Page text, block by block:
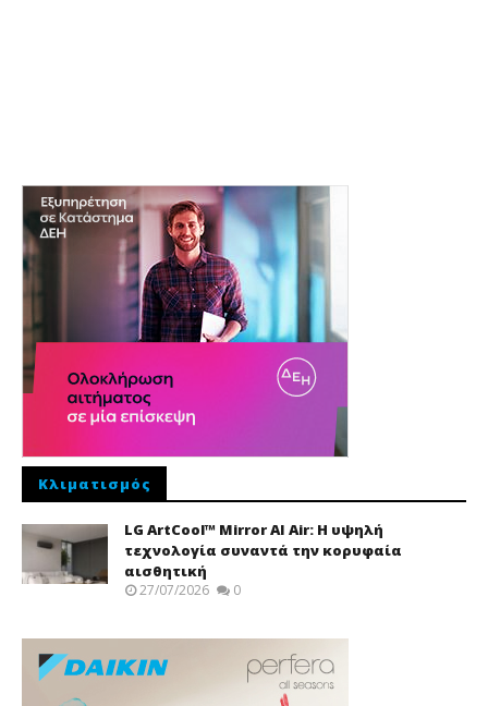
Κλιματισμός
LG ArtCool™ Mirror AI Air: Η υψηλή
τεχνολογία συναντά την κορυφαία
αισθητική
27/07/2026 0